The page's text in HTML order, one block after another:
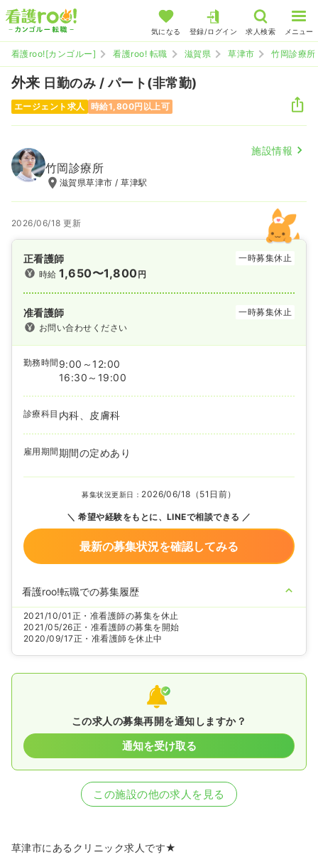
気になる 登録/ログイン 求人検索 メニュー
看護roo![カンゴルー] 看護roo! 転職 滋賀県 草津市 竹岡診療所
外来 日勤のみ / パート(非常勤)
エージェント求人 時給1,800円以上可
施設情報
竹岡診療所
滋賀県草津市 / 草津駅
2026/06/18 更新
正看護師
一時募集休止
時給1,650〜1,800円
准看護師
一時募集休止
お問い合わせください
勤務時間 9:00～12:00
16:30～19:00
診療科目 内科、皮膚科
雇用期間期間の定めあり
募集状況更新日： 2026/06/18（51日前）
希望や経験をもとに、LINEで相談できる
最新の募集状況を確認してみる
看護roo!転職での募集履歴
2021/10/01 正・准看護師の募集を休止
2021/05/26正・准看護師の募集を開始
2020/09/17正・准看護師を休止中
この求人の募集再開を通知しますか？
通知を受け取る
この施設の他の求人を見る
草津市にあるクリニック求人です★